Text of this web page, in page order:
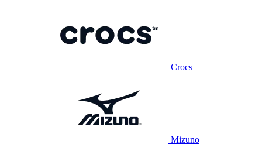
Crocs
Mizuno